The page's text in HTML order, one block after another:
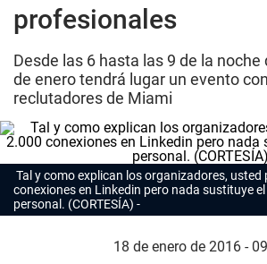
profesionales
Desde las 6 hasta las 9 de la
de enero tendrá lugar un evento
reclutadores de Miami
Tal y como explican los organizadores, usted
conexiones en Linkedin pero nada sustituye
personal. (CORTESÍA)
18 de enero de 2016 -